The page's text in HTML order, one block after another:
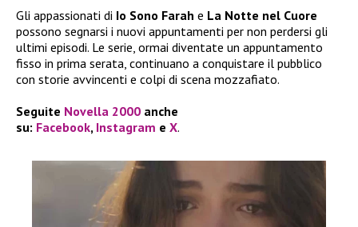
Gli appassionati di Io Sono Farah e La Notte nel Cuore
possono segnarsi i nuovi appuntamenti per non perdersi gli
ultimi episodi. Le serie, ormai diventate un appuntamento
fisso in prima serata, continuano a conquistare il pubblico
con storie avvincenti e colpi di scena mozzafiato.
Seguite Novella 2000 anche
su: Facebook, Instagram e X.